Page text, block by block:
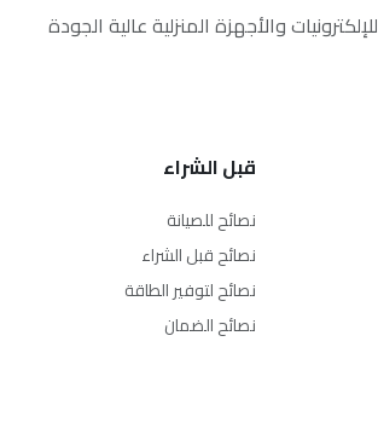
والأجهزة المنزلية عالية الجودة
قبل الشراء
نصائح للصيانة
نصائح قبل الشراء
نصائح لتوفير الطاقة
نصائح الضمان